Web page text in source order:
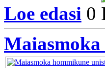
Loe edasi 0